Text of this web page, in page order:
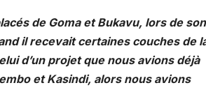
de Goma et Bukavu, lors de son
il recevait certaines couches de
d’un projet que nous avions déjà
et Kasindi, alors nous avions